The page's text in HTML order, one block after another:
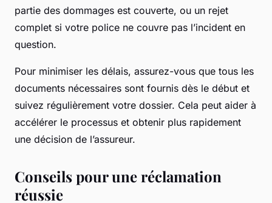
partie des dommages est couverte, ou un rejet
complet si votre police ne couvre pas l’incident en
question.
Pour minimiser les délais, assurez-vous que tous les
documents nécessaires sont fournis dès le début et
suivez régulièrement votre dossier. Cela peut aider à
accélérer le processus et obtenir plus rapidement
une décision de l’assureur.
Conseils pour une réclamation
réussie